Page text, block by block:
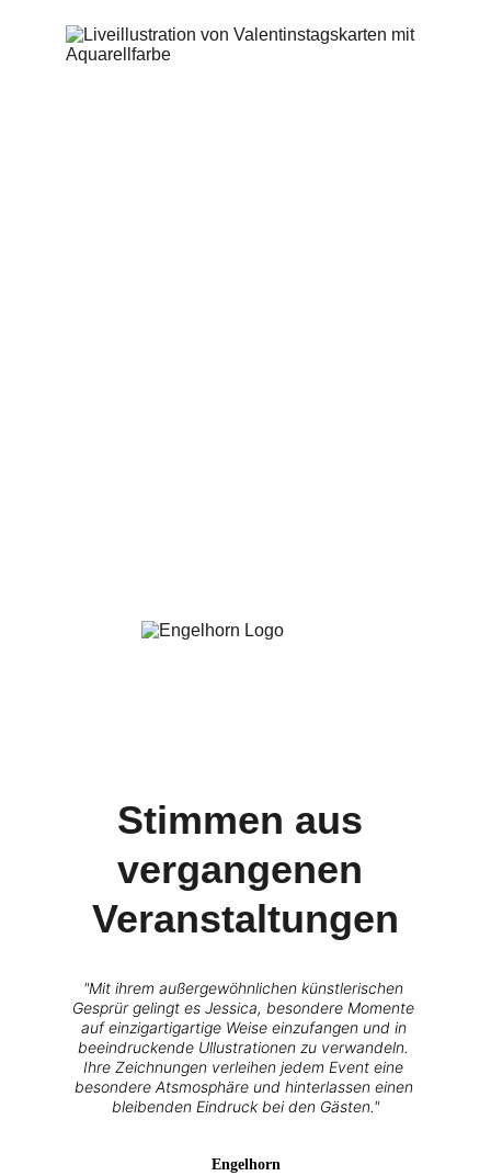
Stimmen aus
vergangenen
Veranstaltungen
"Mit ihrem außergewöhnlichen künstlerischen
Gesprür gelingt es Jessica, besondere Momente
auf einzigartigartige Weise einzufangen und in
beeindruckende Ullustrationen zu verwandeln.
Ihre Zeichnungen verleihen jedem Event eine
besondere Atsmosphäre und hinterlassen einen
bleibenden Eindruck bei den Gästen."
Engelhorn